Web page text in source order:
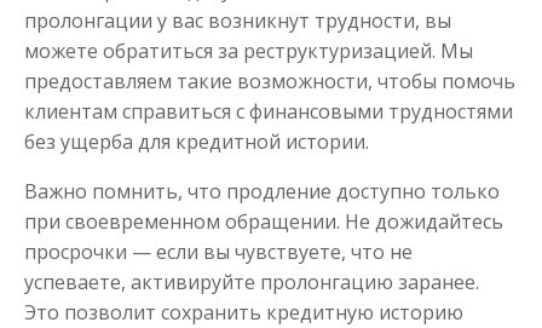
пролонгации у вас возникнут трудности, вы
можете обратиться за реструктуризацией. Мы
предоставляем такие возможности, чтобы помочь
клиентам справиться с финансовыми трудностями
без ущерба для кредитной истории.
Важно помнить, что продление доступно только
при своевременном обращении. Не дожидайтесь
просрочки — если вы чувствуете, что не
успеваете, активируйте пролонгацию заранее.
Это позволит сохранить кредитную историю